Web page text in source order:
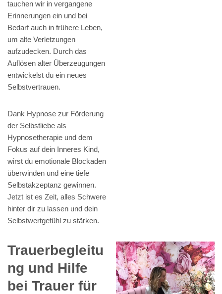
tauchen wir in vergangene
Erinnerungen ein und bei
Bedarf auch in frühere Leben,
um alte Verletzungen
aufzudecken. Durch das
Auflösen alter Überzeugungen
entwickelst du ein neues
Selbstvertrauen.
Dank Hypnose zur Förderung
der Selbstliebe als
Hypnosetherapie und dem
Fokus auf dein Inneres Kind,
wirst du emotionale Blockaden
überwinden und eine tiefe
Selbstakzeptanz gewinnen.
Jetzt ist es Zeit, alles Schwere
hinter dir zu lassen und dein
Selbstwertgefühl zu stärken.
Trauerbegleitu
ng und Hilfe
bei Trauer für